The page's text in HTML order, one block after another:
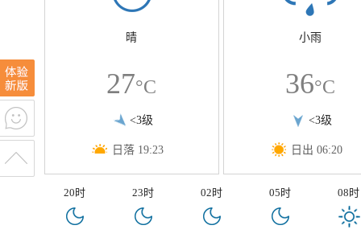
晴
27°C
<3级
日落 19:23
小雨
36°C
<3级
日出 06:20
20时 23时 02时 05时 08时